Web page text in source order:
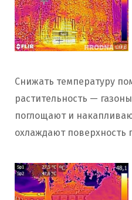
Снижать температуру
растительность —
поглощают и
охлаждают поверхность